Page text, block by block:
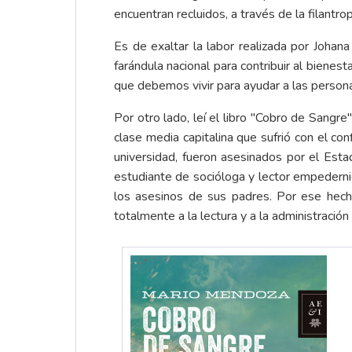
encuentran recluidos, a través de la
Es de exaltar la labor realizada por
farándula nacional para contribuir al
que debemos vivir para ayudar a las
Por otro lado, leí el libro "Cobro de
clase media capitalina que sufrió con el
universidad, fueron asesinados por el
estudiante de socióloga y lector
los asesinos de sus padres. Por ese
totalmente a la lectura y a la